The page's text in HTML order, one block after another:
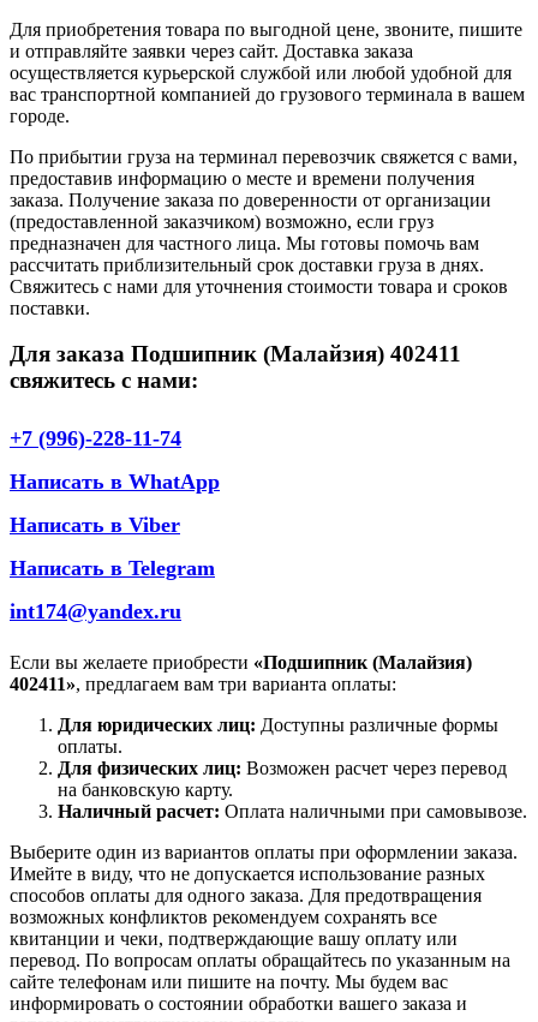
Для приобретения товара по выгодной цене, звоните, пишите
и отправляйте заявки через сайт. Доставка заказа
осуществляется курьерской службой или любой удобной для
вас транспортной компанией до грузового терминала в вашем
городе.
По прибытии груза на терминал перевозчик свяжется с вами,
предоставив информацию о месте и времени получения
заказа. Получение заказа по доверенности от организации
(предоставленной заказчиком) возможно, если груз
предназначен для частного лица. Мы готовы помочь вам
рассчитать приблизительный срок доставки груза в днях.
Свяжитесь с нами для уточнения стоимости товара и сроков
поставки.
Для заказа Подшипник (Малайзия) 402411
свяжитесь с нами:
+7 (996)-228-11-74
Написать в WhatApp
Написать в Viber
Написать в Telegram
int174@yandex.ru
Если вы желаете приобрести «Подшипник (Малайзия)
402411», предлагаем вам три варианта оплаты:
Для юридических лиц: Доступны различные формы
оплаты.
Для физических лиц: Возможен расчет через перевод
на банковскую карту.
Наличный расчет: Оплата наличными при самовывозе.
Выберите один из вариантов оплаты при оформлении заказа.
Имейте в виду, что не допускается использование разных
способов оплаты для одного заказа. Для предотвращения
возможных конфликтов рекомендуем сохранять все
квитанции и чеки, подтверждающие вашу оплату или
перевод. По вопросам оплаты обращайтесь по указанным на
сайте телефонам или пишите на почту. Мы будем вас
информировать о состоянии обработки вашего заказа и